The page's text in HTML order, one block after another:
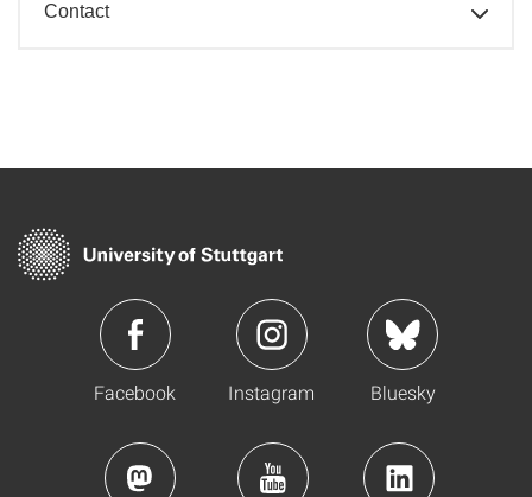
Contact
Facebook Instagram Bluesky